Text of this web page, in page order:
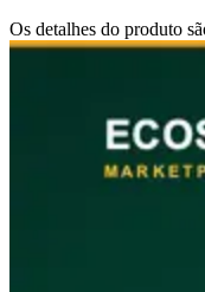
Os detalhes do produto